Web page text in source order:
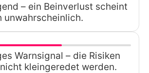
– ein Beinverlust scheint
unwahrscheinlich.
Warnsignal – die Risiken
kleingeredet werden.